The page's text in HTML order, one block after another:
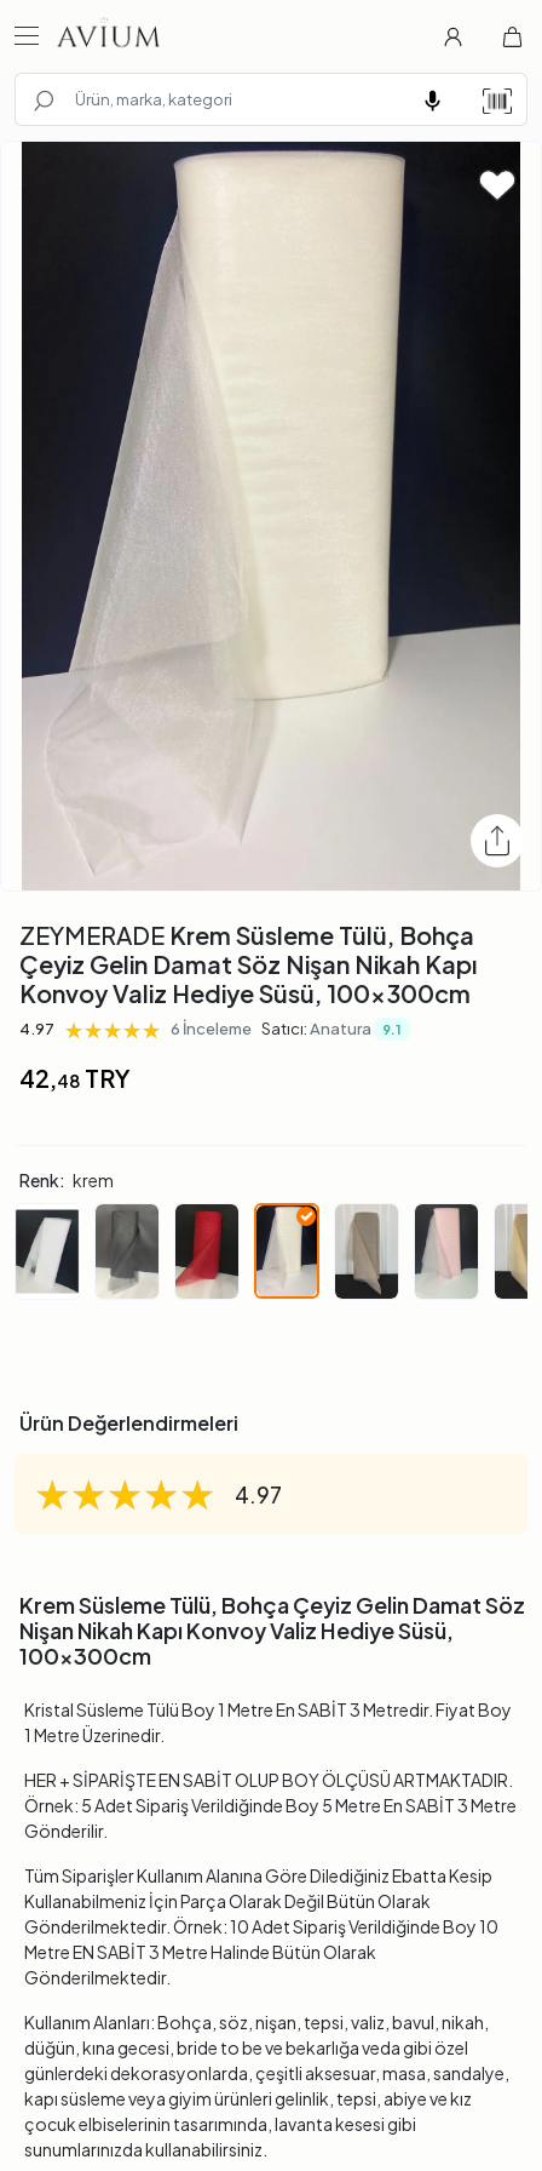
ZEYMERADE Krem Süsleme Tülü, Bohça
Çeyiz Gelin Damat Söz Nişan Nikah Kapı
Konvoy Valiz Hediye Süsü, 100x300cm
4.97 ★★★★★
★★★★★
★★★★★ 6 İnceleme Satıcı:Anatura 9.1
42,48 TRY
Renk: krem
Ürün Değerlendirmeleri
★★★★★
★★★★★
★★★★★ 4.97
Krem Süsleme Tülü, Bohça Çeyiz Gelin Damat Söz
Nişan Nikah Kapı Konvoy Valiz Hediye Süsü,
100x300cm
Kristal Süsleme Tülü Boy 1 Metre En SABİT 3 Metredir. Fiyat Boy
1 Metre Üzerinedir.
HER + SİPARİŞTE EN SABİT OLUP BOY ÖLÇÜSÜ ARTMAKTADIR.
Örnek: 5 Adet Sipariş Verildiğinde Boy 5 Metre En SABİT 3 Metre
Gönderilir.
Tüm Siparişler Kullanım Alanına Göre Dilediğiniz Ebatta Kesip
Kullanabilmeniz İçin Parça Olarak Değil Bütün Olarak
Gönderilmektedir. Örnek: 10 Adet Sipariş Verildiğinde Boy 10
Metre EN SABİT 3 Metre Halinde Bütün Olarak
Gönderilmektedir.
Kullanım Alanları: Bohça, söz, nişan, tepsi, valiz, bavul, nikah,
düğün, kına gecesi, bride to be ve bekarlığa veda gibi özel
günlerdeki dekorasyonlarda, çeşitli aksesuar, masa, sandalye,
kapı süsleme veya giyim ürünleri gelinlik, tepsi, abiye ve kız
çocuk elbiselerinin tasarımında, lavanta kesesi gibi
sunumlarınızda kullanabilirsiniz.